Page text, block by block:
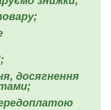
досягнення